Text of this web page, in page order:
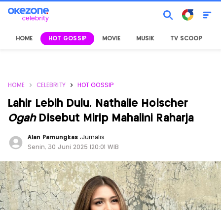
HOME HOT GOSSIP MOVIE MUSIK TV SCOOP
HOME CELEBRITY HOT GOSSIP
Lahir Lebih Dulu, Nathalie Holscher
OgahDisebut Mirip Mahalini Raharja
Alan Pamungkas ,Jurnalis
Senin, 30 Juni 2025 |20:01 WIB